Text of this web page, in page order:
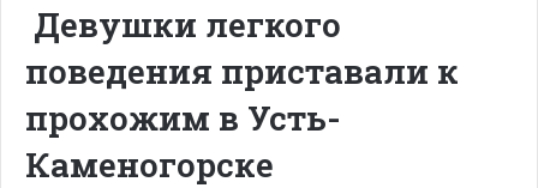
Девушки легкого
поведения приставали к
прохожим в Усть-
Каменогорске